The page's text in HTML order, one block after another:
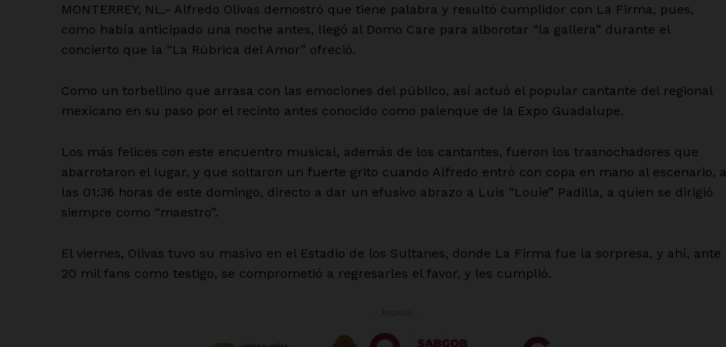
MONTERREY, NL.- Alfredo Olivas demostró que tiene palabra y resultó cumplidor con La Firma, pues,
como había anticipado una noche antes, llegó al Domo Care para alborotar “la gallera” durante el
concierto que la “La Rúbrica del Amor” ofreció.
Como un torbellino que arrasa con las emociones del público, así actuó el popular cantante del regional
mexicano en su paso por el recinto antes conocido como palenque de la Expo Guadalupe.
Los más felices con este encuentro musical, además de los cantantes, fueron los trasnochadores que
abarrotaron el lugar, y que soltaron un fuerte grito cuando Alfredo entró con copa en mano al escenario, a
las 01:36 horas de este domingo, directo a dar un efusivo abrazo a Luis “Louie” Padilla, a quien se dirigió
siempre como “maestro”.
El viernes, Olivas tuvo su masivo en el Estadio de los Sultanes, donde La Firma fue la sorpresa, y ahí, ante
20 mil fans como testigo, se comprometió a regresarles el favor, y les cumplió.